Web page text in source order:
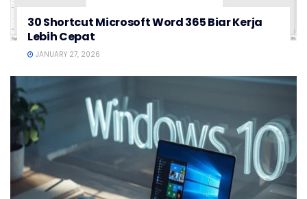
30 Shortcut Microsoft Word 365 Biar Kerja
Lebih Cepat
JANUARY 27, 2026